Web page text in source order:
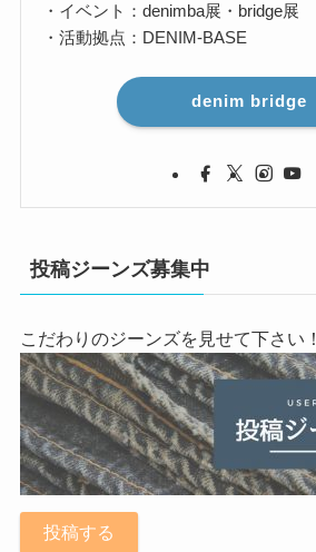
・イベント：denimba展・bridge展
・活動拠点：DENIM-BASE
denim bridge
投稿ジーンズ募集中
こだわりのジーンズを見せて下さい！
投稿する